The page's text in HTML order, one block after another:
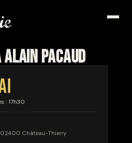
PACAUD
: 17h30
Château-Thierry